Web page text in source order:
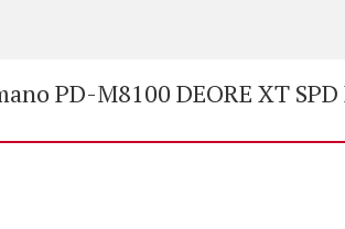
PD-M8100 DEORE XT SPD